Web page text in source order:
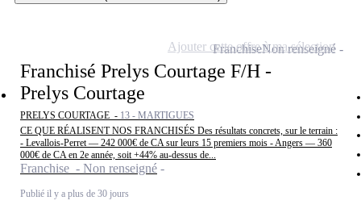
Franchisé Prelys Courtage F/H -
Prelys Courtage
PRELYS COURTAGE - 13 - MARTIGUES
CE QUE RÉALISENT NOS FRANCHISÉS Des résultats concrets, sur le terrain :
- Levallois-Perret — 242 000€ de CA sur leurs 15 premiers mois - Angers — 360
000€ de CA en 2e année, soit +44% au-dessus de...
Franchise - Non renseigné
Publié il y a plus de 30 jours
FranchiseNon renseigné
Ajouter cette offre à ma sélection